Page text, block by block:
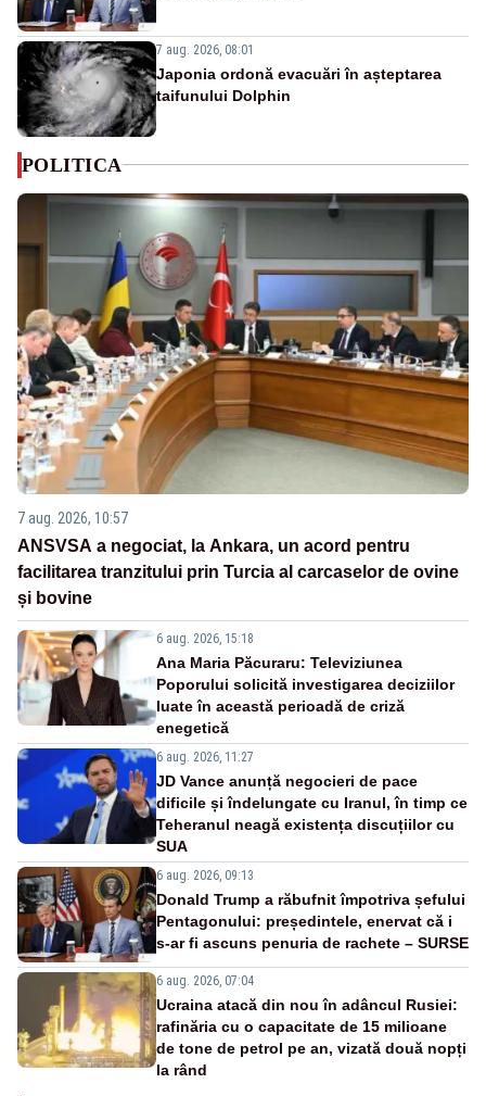
7 aug. 2026, 08:01
Japonia ordonă evacuări în așteptarea
taifunului Dolphin
POLITICA
7 aug. 2026, 10:57
ANSVSA a negociat, la Ankara, un acord pentru
facilitarea tranzitului prin Turcia al carcaselor de ovine
și bovine
6 aug. 2026, 15:18
Ana Maria Păcuraru: Televiziunea
Poporului solicită investigarea deciziilor
luate în această perioadă de criză
enegetică
6 aug. 2026, 11:27
JD Vance anunță negocieri de pace
dificile și îndelungate cu Iranul, în timp ce
Teheranul neagă existența discuțiilor cu
SUA
6 aug. 2026, 09:13
Donald Trump a răbufnit împotriva șefului
Pentagonului: președintele, enervat că i
s-ar fi ascuns penuria de rachete – SURSE
6 aug. 2026, 07:04
Ucraina atacă din nou în adâncul Rusiei:
rafinăria cu o capacitate de 15 milioane
de tone de petrol pe an, vizată două nopți
la rând